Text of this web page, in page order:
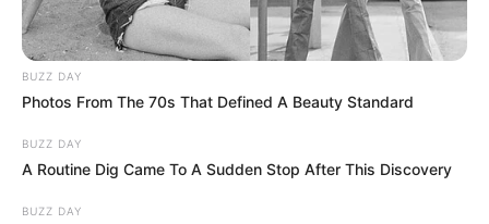
BUZZ DAY
Photos From The 70s That Defined A Beauty Standard
BUZZ DAY
A Routine Dig Came To A Sudden Stop After This Discovery
BUZZ DAY